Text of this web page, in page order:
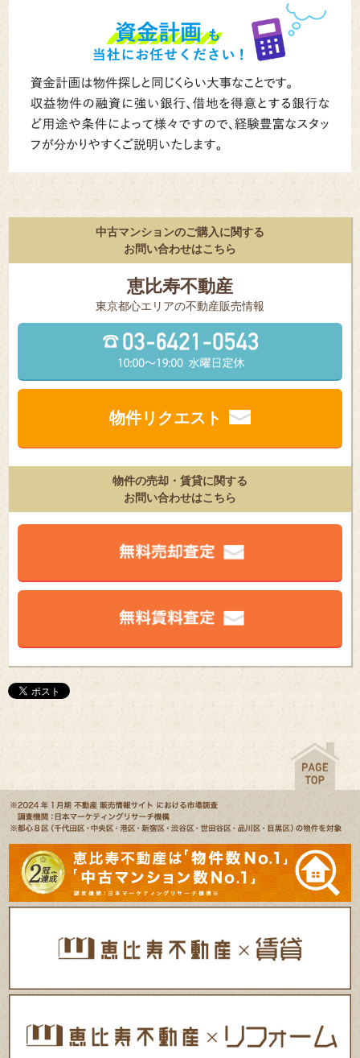
中古マンションのご購入に関する
お問い合わせはこちら
恵比寿不動産
東京都⼼エリアの不動産販売情報
物件リクエスト
物件の売却・賃貸に関する
お問い合わせはこちら